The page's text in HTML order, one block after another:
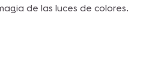
de las luces de colores.